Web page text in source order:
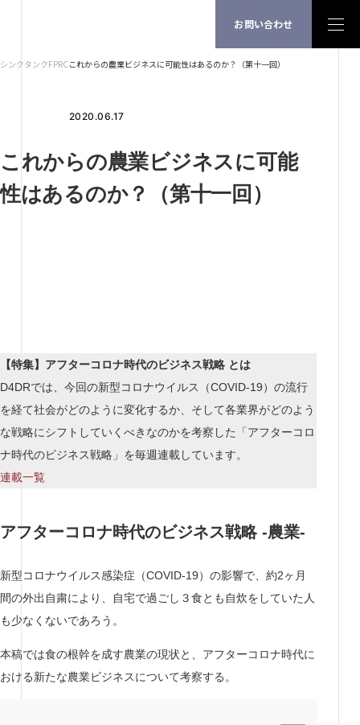
お問い合わせ
シンクタンクFPRC これからの農業ビジネスに可能性はあるのか？（第十一回）
2020.06.17
これからの農業ビジネスに可能
性はあるのか？（第十一回）
【特集】アフターコロナ時代のビジネス戦略 とは
D4DRでは、今回の新型コロナウイルス（COVID-19）の流行
を経て社会がどのように変化するか、そして各業界がどのよう
な戦略にシフトしていくべきなのかを考察した「アフターコロ
ナ時代のビジネス戦略」を毎週連載しています。
連載一覧
アフターコロナ時代のビジネス戦略 -農業-
新型コロナウイルス感染症（COVID-19）の影響で、約2ヶ月
間の外出自粛により、自宅で過ごし３食とも自炊をしていた人
も少なくないであろう。
本稿では食の根幹を成す農業の現状と、アフターコロナ時代に
おける新たな農業ビジネスについて考察する。